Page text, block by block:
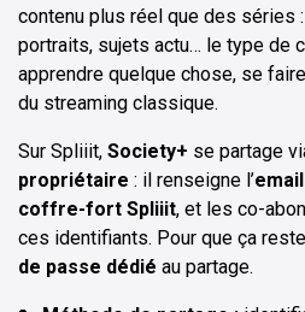
contenu plus réel que des séries
portraits, sujets actu… le type de
apprendre quelque chose, se
du streaming classique.
Sur Spliiit, Society+ se partage
propriétaire : il renseigne l’
coffre-fort Spliiit, et les co-
ces identifiants. Pour que ça
de passe dédié au partage.